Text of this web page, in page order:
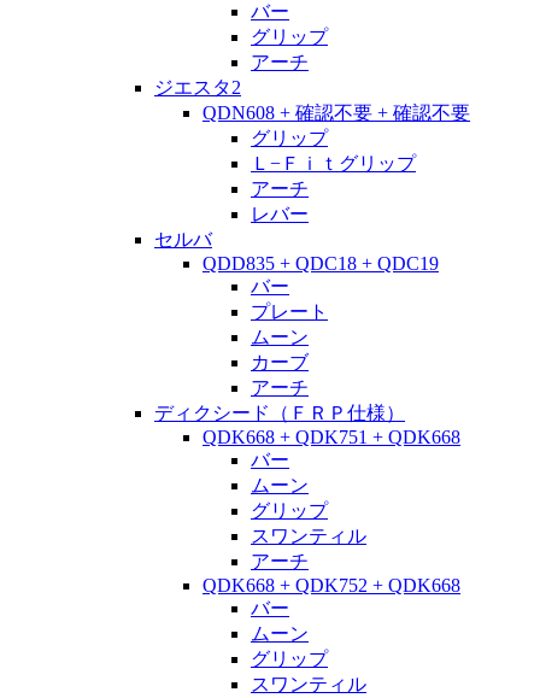
バー
グリップ
アーチ
ジエスタ2
QDN608 + 確認不要 + 確認不要
グリップ
Ｌ−Ｆｉｔグリップ
アーチ
レバー
セルバ
QDD835 + QDC18 + QDC19
バー
プレート
ムーン
カーブ
アーチ
ディクシード（ＦＲＰ仕様）
QDK668 + QDK751 + QDK668
バー
ムーン
グリップ
スワンティル
アーチ
QDK668 + QDK752 + QDK668
バー
ムーン
グリップ
スワンティル